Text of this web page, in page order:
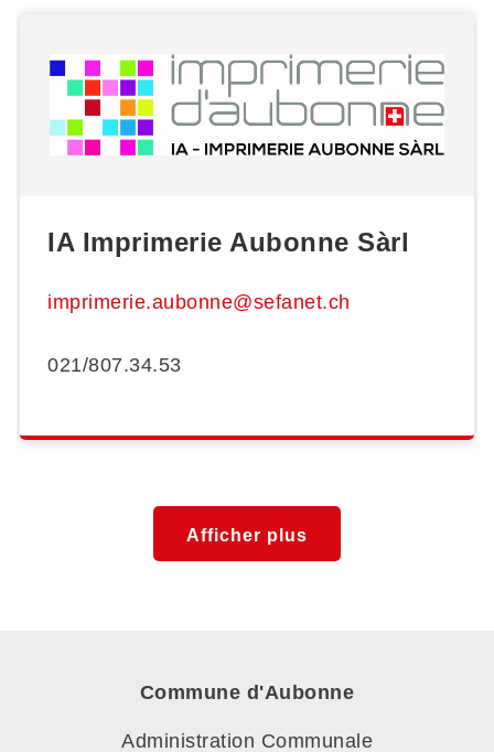
IA Imprimerie Aubonne Sàrl
imprimerie.aubonne@sefanet.ch
021/807.34.53
Afficher plus
Commune d'Aubonne
Administration Communale